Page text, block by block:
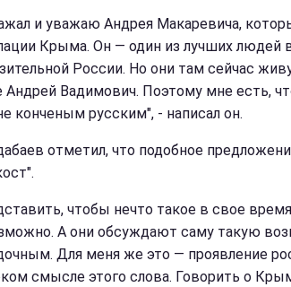
и уважаю Андрея Макаревича,
Крыма. Он — один из лучших людей
России. Но они там сейчас
Андрей Вадимович. Поэтому мне есть,
конченым русским", - написал он.
отметил, что подобное
чтобы нечто такое в свое
А они обсуждают саму такую
Для меня же это — проявление
смысле этого слова. Говорить о